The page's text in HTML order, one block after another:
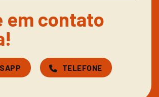
em contato
TELEFONE